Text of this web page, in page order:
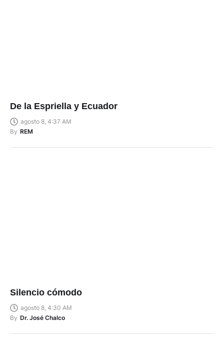
De la Espriella y Ecuador
agosto 8, 4:37 AM
By REM
Silencio cómodo
agosto 8, 4:30 AM
By Dr. José Chalco